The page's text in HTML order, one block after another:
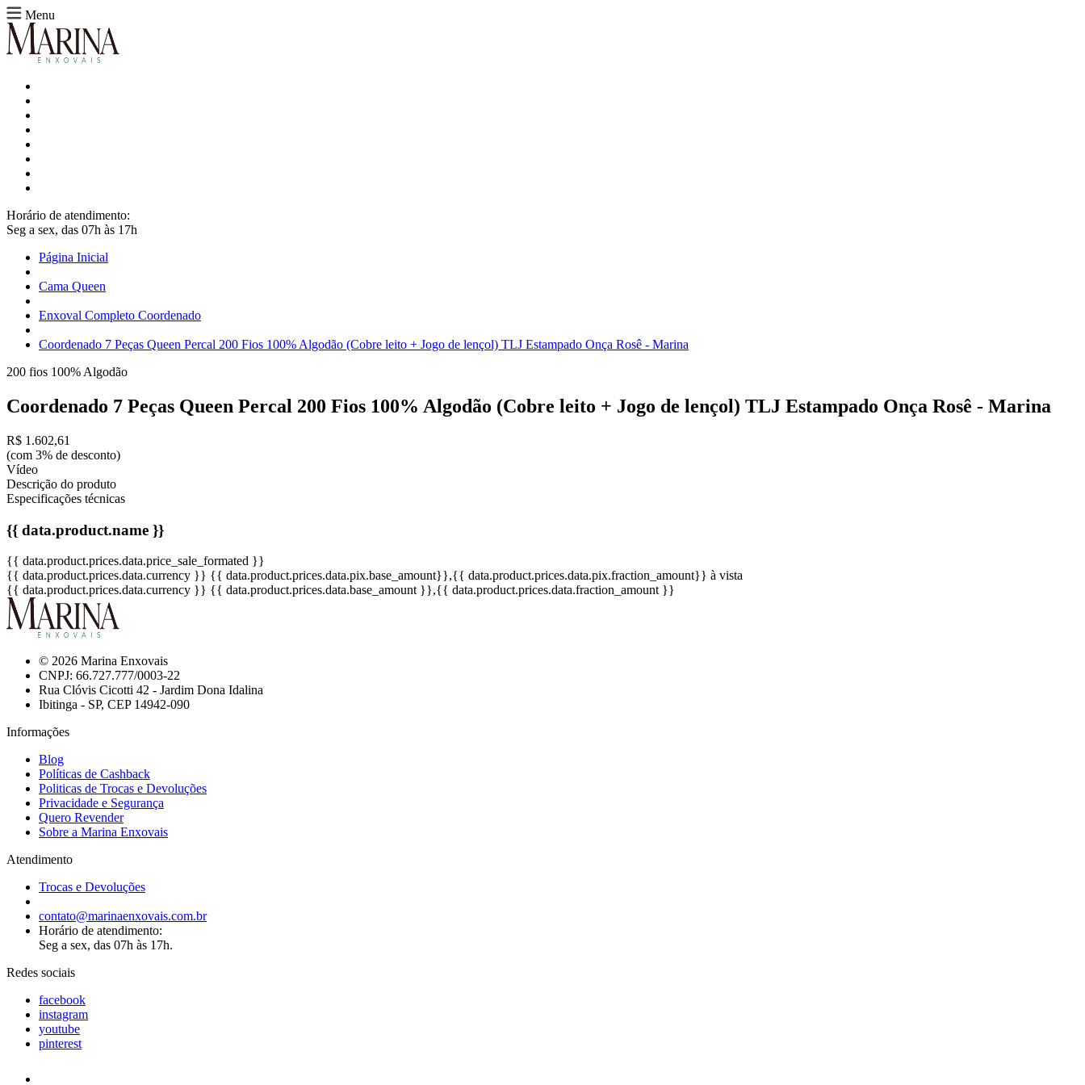
Menu
Horário de atendimento:
Seg a sex, das 07h às 17h
Página Inicial
Cama Queen
Enxoval Completo Coordenado
Coordenado 7 Peças Queen Percal 200 Fios 100% Algodão (Cobre leito + Jogo de lençol) TLJ Estampado Onça Rosê - Marina
200 fios 100% Algodão
Coordenado 7 Peças Queen Percal 200 Fios 100% Algodão (Cobre leito + Jogo de lençol) TLJ Estampado Onça Rosê - Marina
R$ 1.602,61
(com 3% de desconto)
Vídeo
Descrição do produto
Especificações técnicas
{{ data.product.name }}
{{ data.product.prices.data.price_sale_formated }}
{{ data.product.prices.data.currency }} {{ data.product.prices.data.pix.base_amount}},{{ data.product.prices.data.pix.fraction_amount}} à vista
{{ data.product.prices.data.currency }} {{ data.product.prices.data.base_amount }},{{ data.product.prices.data.fraction_amount }}
© 2026 Marina Enxovais
CNPJ: 66.727.777/0003-22
Rua Clóvis Cicotti 42 - Jardim Dona Idalina
Ibitinga - SP, CEP 14942-090
Informações
Blog
Políticas de Cashback
Politicas de Trocas e Devoluções
Privacidade e Segurança
Quero Revender
Sobre a Marina Enxovais
Atendimento
Trocas e Devoluções
contato@marinaenxovais.com.br
Horário de atendimento:
Seg a sex, das 07h às 17h.
Redes sociais
facebook
instagram
youtube
pinterest